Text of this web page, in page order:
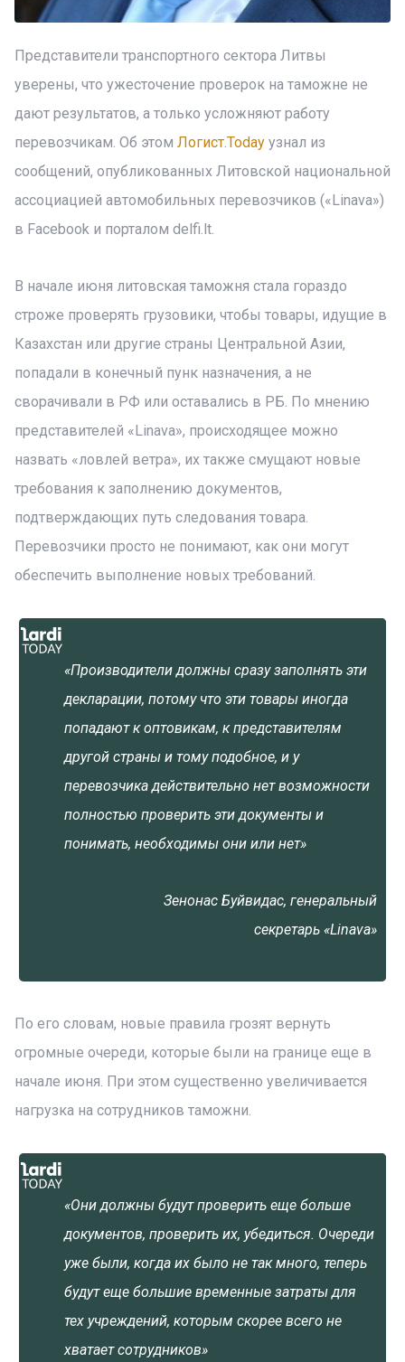
Представители транспортного сектора Литвы
уверены, что ужесточение проверок на таможне не
дают результатов, а только усложняют работу
перевозчикам. Об этом Логист.Today узнал из
сообщений, опубликованных Литовской национальной
ассоциацией автомобильных перевозчиков («Linava»)
в Facebook и порталом delfi.lt.
В начале июня литовская таможня стала гораздо
строже проверять грузовики, чтобы товары, идущие в
Казахстан или другие страны Центральной Азии,
попадали в конечный пунк назначения, а не
сворачивали в РФ или оставались в РБ. По мнению
представителей «Linava», происходящее можно
назвать «ловлей ветра», их также смущают новые
требования к заполнению документов,
подтверждающих путь следования товара.
Перевозчики просто не понимают, как они могут
обеспечить выполнение новых требований.
«Производители должны сразу заполнять эти
декларации, потому что эти товары иногда
попадают к оптовикам, к представителям
другой страны и тому подобное, и у
перевозчика действительно нет возможности
полностью проверить эти документы и
понимать, необходимы они или нет»
Зенонас Буйвидас, генеральный
секретарь «Linava»
По его словам, новые правила грозят вернуть
огромные очереди, которые были на границе еще в
начале июня. При этом существенно увеличивается
нагрузка на сотрудников таможни.
«Они должны будут проверить еще больше
документов, проверить их, убедиться. Очереди
уже были, когда их было не так много, теперь
будут еще большие временные затраты для
тех учреждений, которым скорее всего не
хватает сотрудников»